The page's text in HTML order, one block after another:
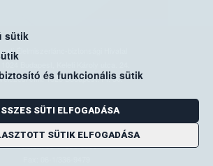
sütik
és funkcionális sütik
SÜTI ELFOGADÁSA
SÜTIK ELFOGADÁSA
Élelmiszerlánc-biztonsági Hivatal
cím: 1525 Budapest. Pf. 30.
mail:ugyfelszolgalat@nebih.gov.hu
Zöld szám: 06-80/263-244
Telefon: 06-1/ 336-9000